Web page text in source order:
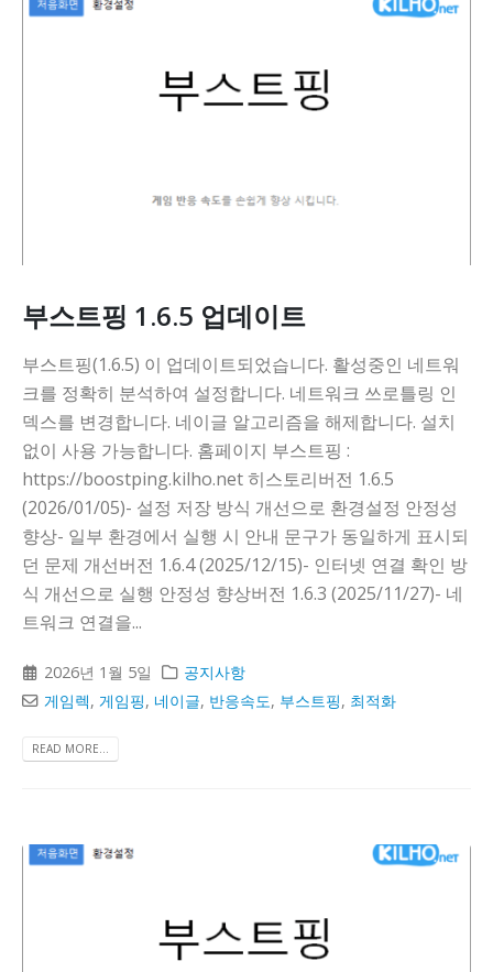
부스트핑 1.6.5 업데이트
부스트핑(1.6.5) 이 업데이트되었습니다. 활성중인 네트워
크를 정확히 분석하여 설정합니다. 네트워크 쓰로틀링 인
덱스를 변경합니다. 네이글 알고리즘을 해제합니다. 설치
없이 사용 가능합니다. 홈페이지 부스트핑 :
https://boostping.kilho.net 히스토리버전 1.6.5
(2026/01/05)- 설정 저장 방식 개선으로 환경설정 안정성
향상- 일부 환경에서 실행 시 안내 문구가 동일하게 표시되
던 문제 개선버전 1.6.4 (2025/12/15)- 인터넷 연결 확인 방
식 개선으로 실행 안정성 향상버전 1.6.3 (2025/11/27)- 네
트워크 연결을...
2026년 1월 5일
공지사항
게임렉,게임핑, 네이글, 반응속도, 부스트핑, 최적화
READ MORE...